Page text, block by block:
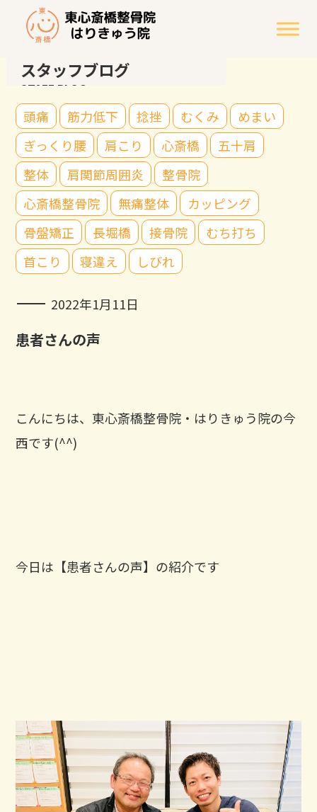
スタッフブログ
STAFF BLOG
頭痛 筋力低下 捻挫 むくみ
めまい
ぎっくり腰
肩こり 心斎橋
五十肩
整体
肩関節周囲炎
整骨院
心斎橋整骨院
無痛整体
カッピング
骨盤矯正
長堀橋 接骨院
むち打ち
首こり
寝違え しびれ
2022年1月11日
患者さんの声
こんにちは、東心斎橋整骨院・はりきゅう院の今
西です(^^)
今日は【患者さんの声】の紹介です